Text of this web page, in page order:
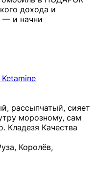
дохода и
— и начни
рассыпчатый, сияет
морозному, сам
Кладезя Качества
Королёв,